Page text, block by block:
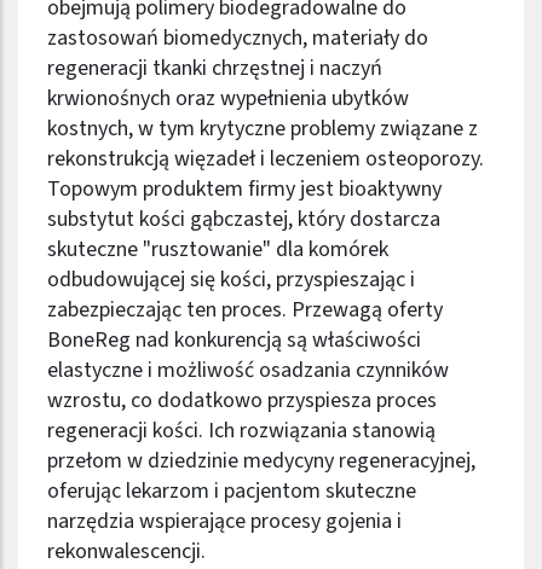
obejmują polimery biodegradowalne do
zastosowań biomedycznych, materiały do
regeneracji tkanki chrzęstnej i naczyń
krwionośnych oraz wypełnienia ubytków
kostnych, w tym krytyczne problemy związane z
rekonstrukcją więzadeł i leczeniem osteoporozy.
Topowym produktem firmy jest bioaktywny
substytut kości gąbczastej, który dostarcza
skuteczne "rusztowanie" dla komórek
odbudowującej się kości, przyspieszając i
zabezpieczając ten proces. Przewagą oferty
BoneReg nad konkurencją są właściwości
elastyczne i możliwość osadzania czynników
wzrostu, co dodatkowo przyspiesza proces
regeneracji kości. Ich rozwiązania stanowią
przełom w dziedzinie medycyny regeneracyjnej,
oferując lekarzom i pacjentom skuteczne
narzędzia wspierające procesy gojenia i
rekonwalescencji.